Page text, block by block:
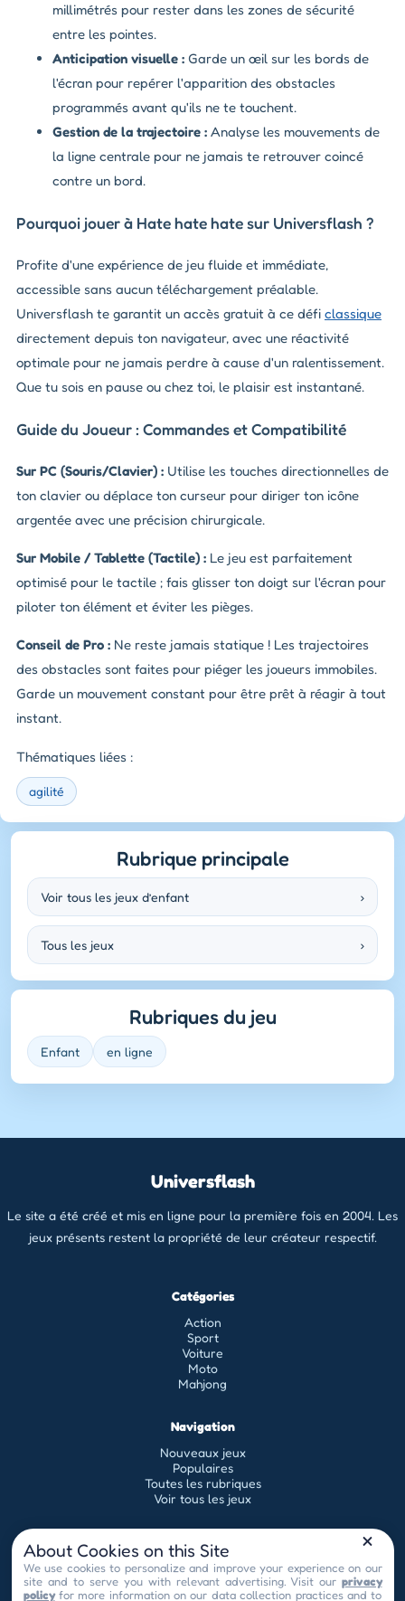
millimétrés pour rester dans les zones de sécurité
entre les pointes.
Anticipation visuelle : Garde un œil sur les bords de
l'écran pour repérer l'apparition des obstacles
programmés avant qu'ils ne te touchent.
Gestion de la trajectoire : Analyse les mouvements de
la ligne centrale pour ne jamais te retrouver coincé
contre un bord.
Pourquoi jouer à Hate hate hate sur Universflash ?
Profite d'une expérience de jeu fluide et immédiate,
accessible sans aucun téléchargement préalable.
Universflash te garantit un accès gratuit à ce défi classique
directement depuis ton navigateur, avec une réactivité
optimale pour ne jamais perdre à cause d'un ralentissement.
Que tu sois en pause ou chez toi, le plaisir est instantané.
Guide du Joueur : Commandes et Compatibilité
Sur PC (Souris/Clavier) : Utilise les touches directionnelles de
ton clavier ou déplace ton curseur pour diriger ton icône
argentée avec une précision chirurgicale.
Sur Mobile / Tablette (Tactile) : Le jeu est parfaitement
optimisé pour le tactile ; fais glisser ton doigt sur l'écran pour
piloter ton élément et éviter les pièges.
Conseil de Pro : Ne reste jamais statique ! Les trajectoires
des obstacles sont faites pour piéger les joueurs immobiles.
Garde un mouvement constant pour être prêt à réagir à tout
instant.
Thématiques liées :
agilité
Rubrique principale
Voir tous les jeux d’enfant ›
Tous les jeux ›
Rubriques du jeu
Enfant en ligne
Universflash
Le site a été créé et mis en ligne pour la première fois en 2004. Les
jeux présents restent la propriété de leur créateur respectif.
Catégories
Action
Sport
Voiture
Moto
Mahjong
Navigation
Nouveaux jeux
Populaires
Toutes les rubriques
Voir tous les jeux
Légal
Conditions générales d'utilisation
Politique de confidentialité
About Cookies on this Site
We use cookies to personalize and improve your experience on our
site and to serve you with relevant advertising. Visit our privacy
policyfor more information on our data collection practices and to